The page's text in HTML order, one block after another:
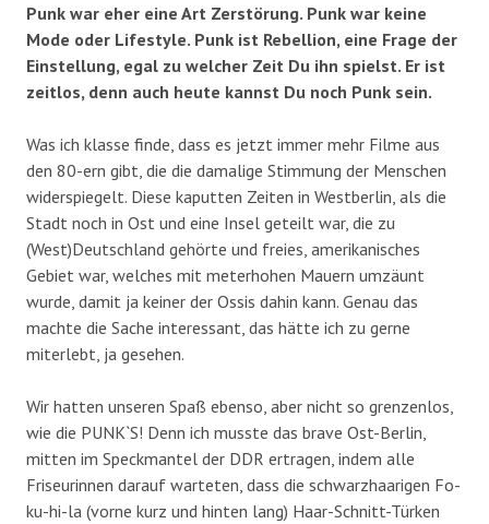
Punk war eher eine Art Zerstörung. Punk war keine
Mode oder Lifestyle. Punk ist Rebellion, eine Frage der
Einstellung, egal zu welcher Zeit Du ihn spielst. Er ist
zeitlos, denn auch heute kannst Du noch Punk sein.
Was ich klasse finde, dass es jetzt immer mehr Filme aus
den 80-ern gibt, die die damalige Stimmung der Menschen
widerspiegelt. Diese kaputten Zeiten in Westberlin, als die
Stadt noch in Ost und eine Insel geteilt war, die zu
(West)Deutschland gehörte und freies, amerikanisches
Gebiet war, welches mit meterhohen Mauern umzäunt
wurde, damit ja keiner der Ossis dahin kann. Genau das
machte die Sache interessant, das hätte ich zu gerne
miterlebt, ja gesehen.
Wir hatten unseren Spaß ebenso, aber nicht so grenzenlos,
wie die PUNK`S! Denn ich musste das brave Ost-Berlin,
mitten im Speckmantel der DDR ertragen, indem alle
Friseurinnen darauf warteten, dass die schwarzhaarigen Fo-
ku-hi-la (vorne kurz und hinten lang) Haar-Schnitt-Türken